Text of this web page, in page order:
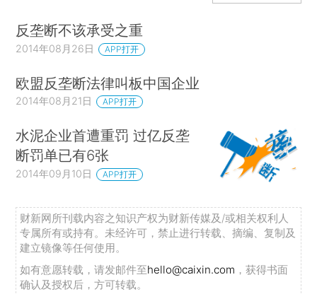
反垄断不该承受之重
2014年08月26日 APP打开
欧盟反垄断法律叫板中国企业
2014年08月21日 APP打开
水泥企业首遭重罚 过亿反垄
断罚单已有6张
2014年09月10日 APP打开
财新网所刊载内容之知识产权为财新传媒及/或相关权利人
专属所有或持有。未经许可，禁止进行转载、摘编、复制及
建立镜像等任何使用。
如有意愿转载，请发邮件至hello@caixin.com ，获得书面
确认及授权后，方可转载。